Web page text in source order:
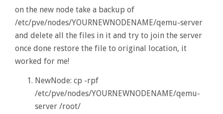
A
NODE
TO
CLUSTER
WITH
IÇIN
on the new node take a backup of
/etc/pve/nodes/YOURNEWNODENAME/qemu-server
and delete all the files in it and try to join the server
once done restore the file to original location, it
worked for me!
NewNode: cp -rpf
/etc/pve/nodes/YOURNEWNODENAME/qemu-
server /root/